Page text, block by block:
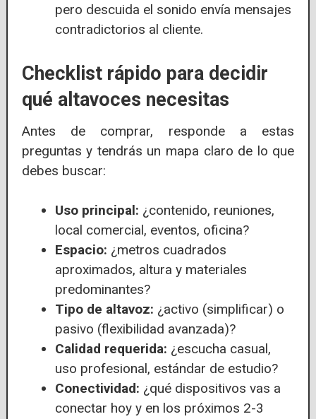
pero descuida el sonido envía mensajes
contradictorios al cliente.
Checklist rápido para decidir
qué altavoces necesitas
Antes de comprar, responde a estas
preguntas y tendrás un mapa claro de lo que
debes buscar:
Uso principal: ¿contenido, reuniones,
local comercial, eventos, oficina?
Espacio: ¿metros cuadrados
aproximados, altura y materiales
predominantes?
Tipo de altavoz: ¿activo (simplificar) o
pasivo (flexibilidad avanzada)?
Calidad requerida: ¿escucha casual,
uso profesional, estándar de estudio?
Conectividad: ¿qué dispositivos vas a
conectar hoy y en los próximos 2-3